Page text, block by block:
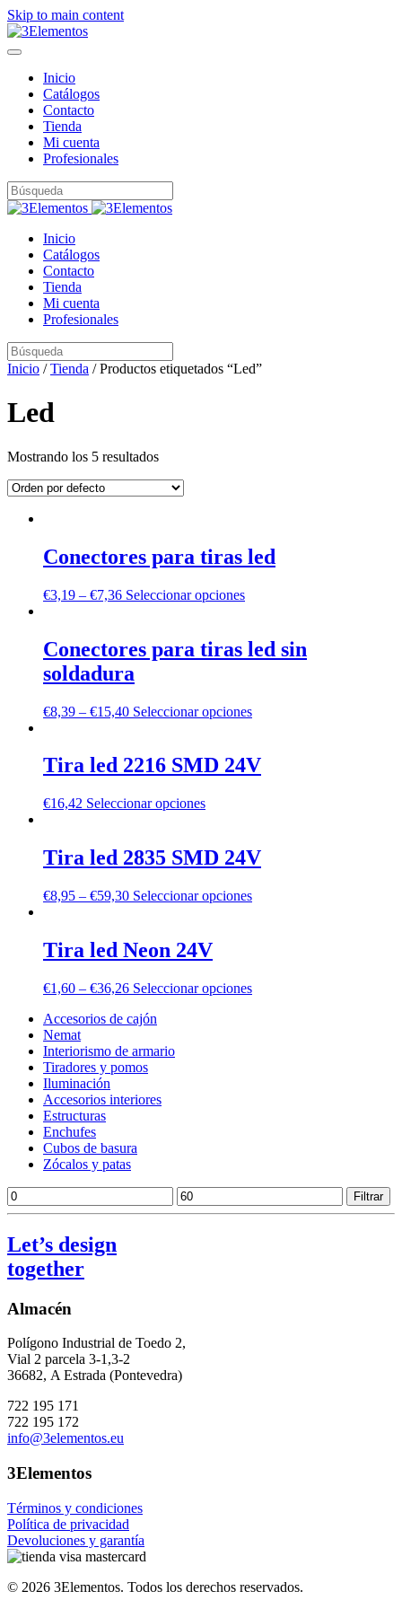
Skip to main content
Inicio
Catálogos
Contacto
Tienda
Mi cuenta
Profesionales
Inicio
Catálogos
Contacto
Tienda
Mi cuenta
Profesionales
Inicio /Tienda / Productos etiquetados “Led”
Led
Mostrando los 5 resultados
Conectores para tiras led
€3,19 – €7,36 Seleccionar opciones
Conectores para tiras led sin
soldadura
€8,39 – €15,40 Seleccionar opciones
Tira led 2216 SMD 24V
€16,42 Seleccionar opciones
Tira led 2835 SMD 24V
€8,95 – €59,30 Seleccionar opciones
Tira led Neon 24V
€1,60 – €36,26 Seleccionar opciones
Accesorios de cajón
Nemat
Interiorismo de armario
Tiradores y pomos
Iluminación
Accesorios interiores
Estructuras
Enchufes
Cubos de basura
Zócalos y patas
Precio
mínimo
Precio
máximo
Filtrar
Let’s design
together
Almacén
Polígono Industrial de Toedo 2,
Vial 2 parcela 3-1,3-2
36682, A Estrada (Pontevedra)
722 195 171
722 195 172
info@3elementos.eu
3Elementos
Términos y condiciones
Política de privacidad
Devoluciones y garantía
© 2026 3Elementos. Todos los derechos reservados.